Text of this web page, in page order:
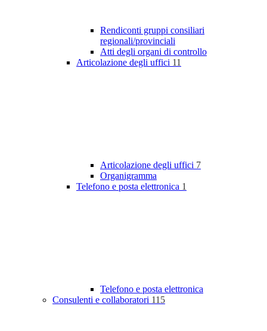
Rendiconti gruppi consiliari
regionali/provinciali
Atti degli organi di controllo
Articolazione degli uffici 11
Articolazione degli uffici 7
Organigramma
Telefono e posta elettronica 1
Telefono e posta elettronica
Consulenti e collaboratori 115